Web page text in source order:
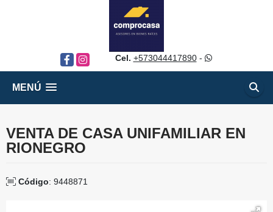
FacebookInstagram Cel. +573044417890-
MENÚ
VENTA DE CASA UNIFAMILIAR EN
RIONEGRO
Código: 9448871